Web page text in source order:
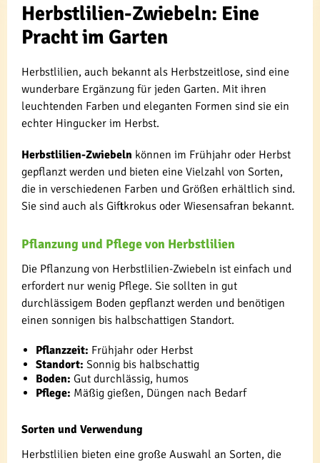
Herbstlilien-Zwiebeln: Eine
Pracht im Garten
Herbstlilien, auch bekannt als Herbstzeitlose, sind eine
wunderbare Ergänzung für jeden Garten. Mit ihren
leuchtenden Farben und eleganten Formen sind sie ein
echter Hingucker im Herbst.
Herbstlilien-Zwiebeln können im Frühjahr oder Herbst
gepflanzt werden und bieten eine Vielzahl von Sorten,
die in verschiedenen Farben und Größen erhältlich sind.
Sie sind auch als Giftkrokus oder Wiesensafran bekannt.
Pflanzung und Pflege von Herbstlilien
Die Pflanzung von Herbstlilien-Zwiebeln ist einfach und
erfordert nur wenig Pflege. Sie sollten in gut
durchlässigem Boden gepflanzt werden und benötigen
einen sonnigen bis halbschattigen Standort.
Pflanzzeit: Frühjahr oder Herbst
Standort: Sonnig bis halbschattig
Boden: Gut durchlässig, humos
Pflege: Mäßig gießen, Düngen nach Bedarf
Sorten und Verwendung
Herbstlilien bieten eine große Auswahl an Sorten, die